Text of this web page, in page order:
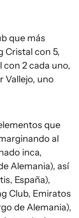
que más
Cristal con 5,
2 cada uno,
Vallejo, uno
que
al
inca,
Alemania), así
España),
Club, Emiratos
de Alemania),